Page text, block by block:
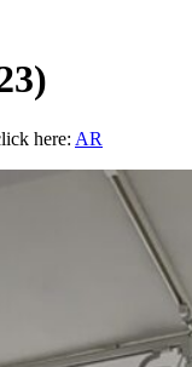
here: AR